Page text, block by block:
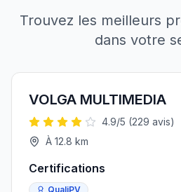
Trouvez les meilleurs
dans votre
VOLGA MULTIMEDIA
4.9/5 (229 avis)
À 12.8 km
Certifications
QualiPV